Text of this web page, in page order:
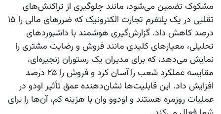
مشکوک تضمین می‌شود، مانند جلوگیری از تراکنش‌های
تقلبی در یک پلتفرم تجارت الکترونیک که ضررهای مالی را ۱۵
درصد کاهش داد. گزارش‌گیری هوشمند با داشبوردهای
تحلیلی، معیارهای کلیدی مانند فروش و رضایت مشتری را
نمایش می‌دهد، که برای مدیران یک رستوران زنجیره‌ای،
مقایسه عملکرد شعب را آسان کرد و فروش را ۲۵ درصد
افزایش داد. این قابلیت‌ها نشان‌دهنده عمق تأثیر اودو در
عملیات روزمره هستند و اودوو وان با هزینه کم، آن‌ها را برای